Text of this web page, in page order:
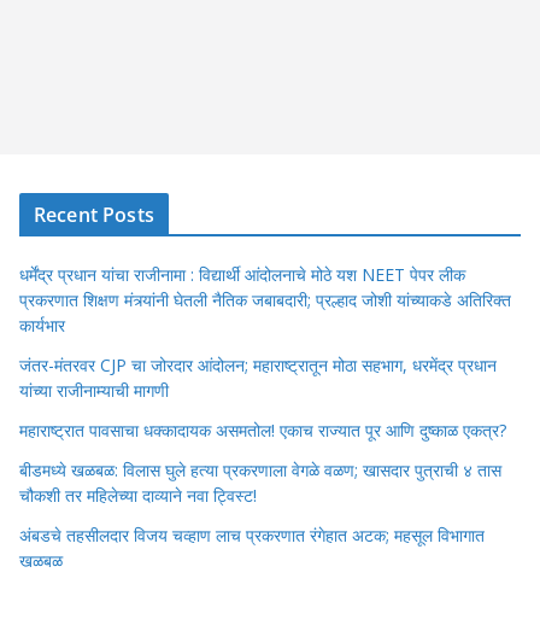
Recent Posts
धर्मेंद्र प्रधान यांचा राजीनामा : विद्यार्थी आंदोलनाचे मोठे यश NEET पेपर लीक
प्रकरणात शिक्षण मंत्र्यांनी घेतली नैतिक जबाबदारी; प्रल्हाद जोशी यांच्याकडे अतिरिक्त
कार्यभार
जंतर-मंतरवर CJP चा जोरदार आंदोलन; महाराष्ट्रातून मोठा सहभाग, धरमेंद्र प्रधान
यांच्या राजीनाम्याची मागणी
महाराष्ट्रात पावसाचा धक्कादायक असमतोल! एकाच राज्यात पूर आणि दुष्काळ एकत्र?
बीडमध्ये खळबळ: विलास घुले हत्या प्रकरणाला वेगळे वळण; खासदार पुत्राची ४ तास
चौकशी तर महिलेच्या दाव्याने नवा ट्विस्ट!
अंबडचे तहसीलदार विजय चव्हाण लाच प्रकरणात रंगेहात अटक; महसूल विभागात
खळबळ